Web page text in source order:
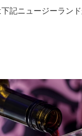
記ニュージーラン